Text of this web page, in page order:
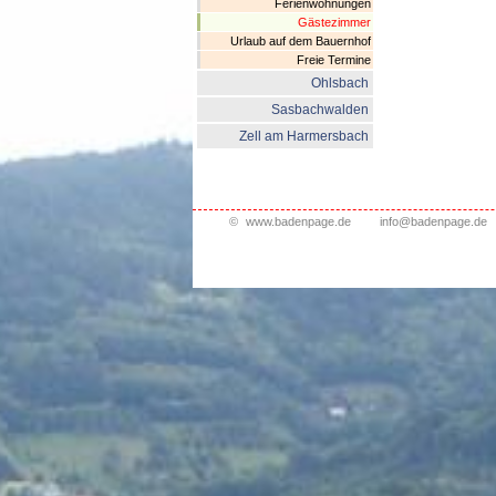
Ferienwohnungen
Gästezimmer
Urlaub auf dem Bauernhof
Freie Termine
Ohlsbach
Sasbachwalden
Zell am Harmersbach
© www.badenpage.de info@badenpage.de